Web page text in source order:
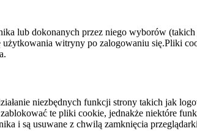
lub dokonanych przez niego wyborów
witryny po zalogowaniu się.Pliki
niezbędnych funkcji strony takich jak
te pliki cookie, jednakże niektóre
i są usuwane z chwilą zamknięcia